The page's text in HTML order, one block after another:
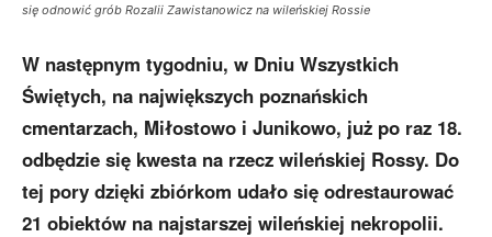
się odnowić grób Rozalii Zawistanowicz na wileńskiej Rossie
W następnym tygodniu, w Dniu Wszystkich
Świętych, na największych poznańskich
cmentarzach, Miłostowo i Junikowo, już po raz 18.
odbędzie się kwesta na rzecz wileńskiej Rossy. Do
tej pory dzięki zbiórkom udało się odrestaurować
21 obiektów na najstarszej wileńskiej nekropolii.